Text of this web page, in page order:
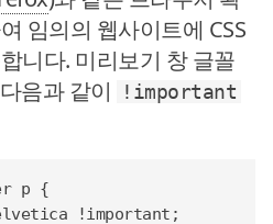
임의의 웹사이트에 CSS
니다. 미리보기 창 글꼴
음과 같이
!important
p {
!important ;